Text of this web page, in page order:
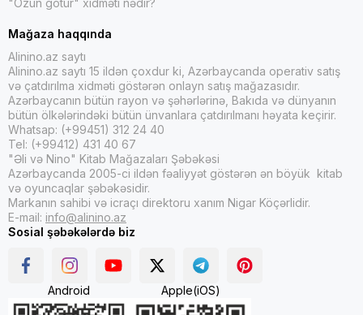
"Özün götür" xidməti nədir?
Mağaza haqqında
Alinino.az saytı
Alinino.az saytı 15 ildən çoxdur ki, Azərbaycanda operativ satış
və çatdırılma xidməti göstərən onlayn satış mağazasıdır.
Azərbaycanın bütün rayon və şəhərlərinə, Bakıda və dünyanın
bütün ölkələrindəki bütün ünvanlara çatdırılmanı həyata keçirir.
Whatsap: (+99451) 312 24 40
Tel: (+99412) 431 40 67
"Əli və Nino" Kitab Mağazaları Şəbəkəsi
Azərbaycanda 2005-ci ildən fəaliyyət göstərən ən böyük kitab
və oyuncaqlar şəbəkəsidir.
Markanın sahibi və icraçı direktoru xanım Nigar Köçərlidir.
E-mail: info@alinino.az
Sosial şəbəkələrdə biz
Android Apple(iOS)